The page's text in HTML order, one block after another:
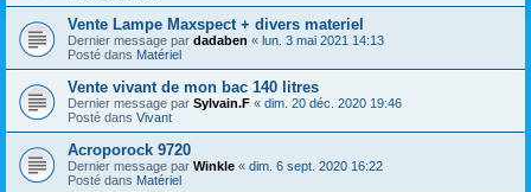
Vente Lampe Maxspect + divers materiel
Dernier message par dadaben « lun. 3 mai 2021 14:13
Posté dans Matériel
Vente vivant de mon bac 140 litres
Dernier message par Sylvain.F « dim. 20 déc. 2020 19:46
Posté dans Vivant
Acroporock 9720
Dernier message par Winkle « dim. 6 sept. 2020 16:22
Posté dans Matériel